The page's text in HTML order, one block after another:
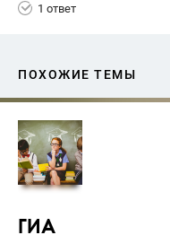
1 ответ
ПОХОЖИЕ ТЕМЫ
ГИА